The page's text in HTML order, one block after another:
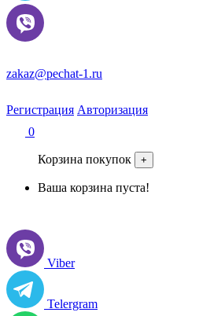
zakaz@pechat-1.ru
Регистрация Авторизация
0
Корзина покупок +
Ваша корзина пуста!
Viber
Telergram